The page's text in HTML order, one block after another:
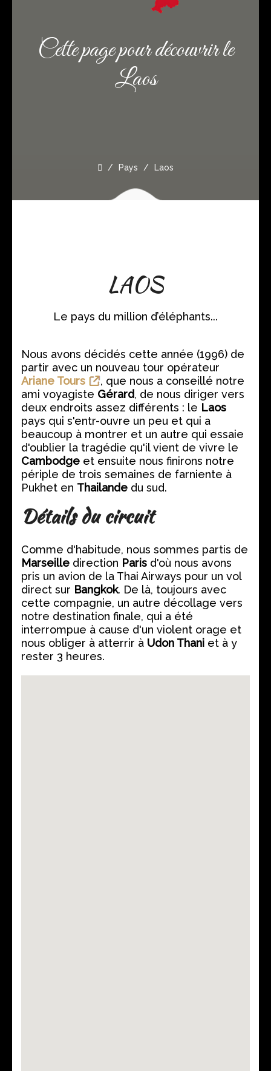
Cette page pour découvrir le
Laos
Pays Laos
LAOS
Le pays du million d’éléphants...
Nous avons décidés cette année (1996) de
partir avec un nouveau tour opérateur
Ariane Tours
, que nous a conseillé notre
ami voyagiste Gérard, de nous diriger vers
deux endroits assez différents : le Laos
pays qui s'entr-ouvre un peu et qui a
beaucoup à montrer et un autre qui essaie
d'oublier la tragédie qu'il vient de vivre le
Cambodge et ensuite nous finirons notre
périple de trois semaines de farniente à
Pukhet en Thailande du sud.
Détails du circuit
Comme d'habitude, nous sommes partis de
Marseille direction Paris d'où nous avons
pris un avion de la Thai Airways pour un vol
direct sur Bangkok. De là, toujours avec
cette compagnie, un autre décollage vers
notre destination finale, qui a été
interrompue à cause d'un violent orage et
nous obliger à atterrir à Udon Thani et à y
rester 3 heures.